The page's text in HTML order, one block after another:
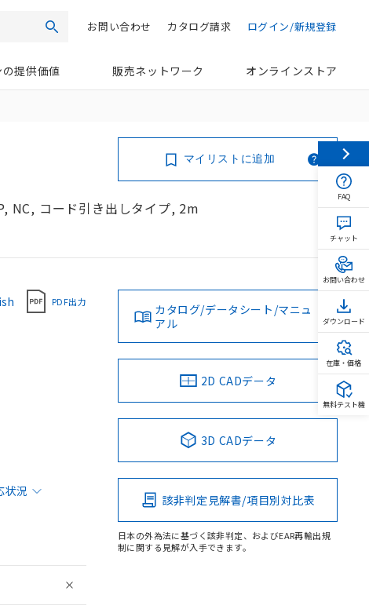
検索 ログイン/新規登録
カタログ請求
お問い合わせ
提供価値 販売ネットワーク オンラインストア
NC, コード引き出しタイプ, 2m
マイリストに追加
PDF出力
状況
カタログ/データシート/マニュ
アル
2D CADデータ
3D CADデータ
該非判定見解書/項目別対比表
日本の外為法に基づく該非判定、およびEAR再輸出規
制に関する見解が入手できます。
FAQ
チャット
お問い合わせ
ダウンロード
在庫・価格
無料テスト機